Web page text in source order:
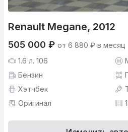
Renault Megane, 2012
505 000 ₽ от 6 880 ₽ в месяц
1.6 л. 106
Бензин
Хэтчбек
Оригинал